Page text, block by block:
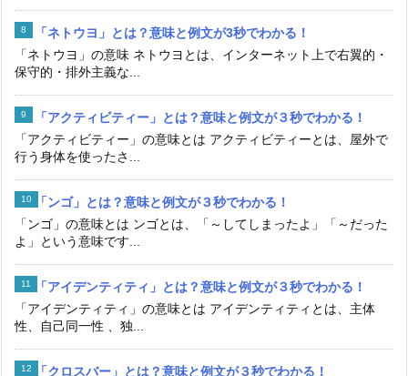
「ネトウヨ」とは？意味と例文が3秒でわかる！
「ネトウヨ」の意味 ネトウヨとは、インターネット上で右翼的・
保守的・排外主義な...
「アクティビティー」とは？意味と例文が３秒でわかる！
「アクティビティー」の意味とは アクティビティーとは、屋外で
行う身体を使ったさ...
「ンゴ」とは？意味と例文が３秒でわかる！
「ンゴ」の意味とは ンゴとは、「～してしまったよ」「～だった
よ」という意味です...
「アイデンティティ」とは？意味と例文が３秒でわかる！
「アイデンティティ」の意味とは アイデンティティとは、主体
性、自己同一性 、独...
「クロスバー」とは？意味と例文が３秒でわかる！